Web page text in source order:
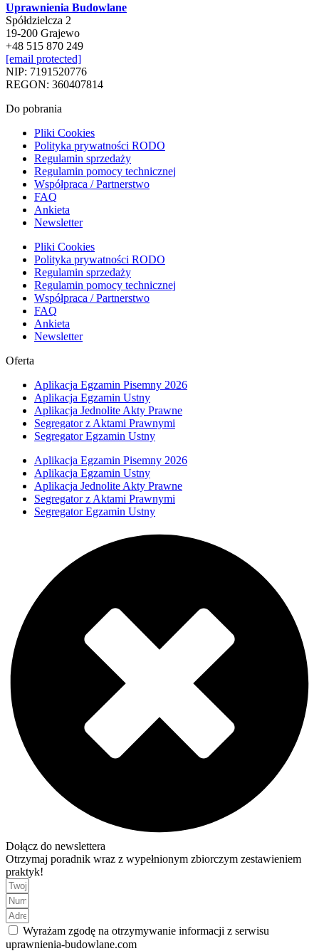
Uprawnienia Budowlane
Spółdzielcza 2
19-200 Grajewo
+48 515 870 249
[email protected]
NIP: 7191520776
REGON: 360407814
Do pobrania
Pliki Cookies
Polityka prywatności RODO
Regulamin sprzedaży
Regulamin pomocy technicznej
Współpraca / Partnerstwo
FAQ
Ankieta
Newsletter
Pliki Cookies
Polityka prywatności RODO
Regulamin sprzedaży
Regulamin pomocy technicznej
Współpraca / Partnerstwo
FAQ
Ankieta
Newsletter
Oferta
Aplikacja Egzamin Pisemny 2026
Aplikacja Egzamin Ustny
Aplikacja Jednolite Akty Prawne
Segregator z Aktami Prawnymi
Segregator Egzamin Ustny
Aplikacja Egzamin Pisemny 2026
Aplikacja Egzamin Ustny
Aplikacja Jednolite Akty Prawne
Segregator z Aktami Prawnymi
Segregator Egzamin Ustny
Dołącz do newslettera
Otrzymaj poradnik wraz z wypełnionym zbiorczym zestawieniem
praktyk!
Wyrażam zgodę na otrzymywanie informacji z serwisu
uprawnienia-budowlane.com